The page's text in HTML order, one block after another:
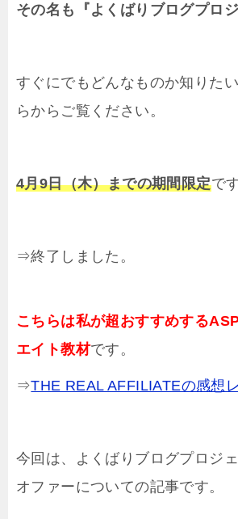
その名も『よくばりブログプロジ
すぐにでもどんなものか知りた
らからご覧ください。
4月9日（木）までの期間限定で
⇒終了しました。
こちらは私が超おすすめする
エイト教材です。
⇒THE REAL AFFILIATEの感想
今回は、よくばりブログプロジ
オファーについての記事です。